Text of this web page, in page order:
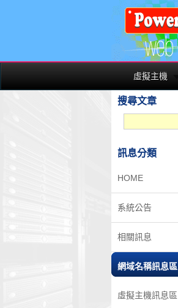
虛擬主機
搜尋文章
訊息分類
HOME
系統公告
相關訊息
網域名稱訊息區
虛擬主機訊息區